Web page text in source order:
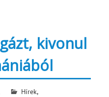
kivonul
Hírek,